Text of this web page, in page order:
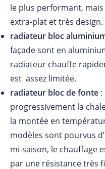
le plus performant, mais
extra-plat et très design.
radiateur bloc
façade sont en
radiateur chauffe
est assez limitée.
radiateur bloc de fonte
progressivement la
la montée en
modèles sont pourvus
mi-saison, le chauffage
par une résistance très